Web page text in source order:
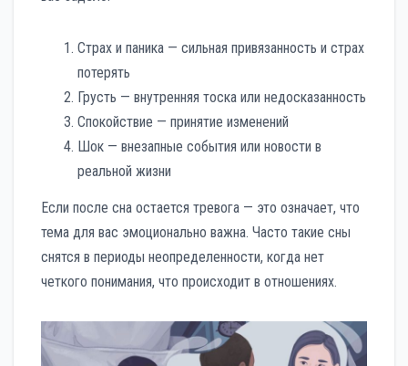
Страх и паника — сильная привязанность и страх
потерять
Грусть — внутренняя тоска или недосказанность
Спокойствие — принятие изменений
Шок — внезапные события или новости в
реальной жизни
Если после сна остается тревога — это означает, что
тема для вас эмоционально важна. Часто такие сны
снятся в периоды неопределенности, когда нет
четкого понимания, что происходит в отношениях.